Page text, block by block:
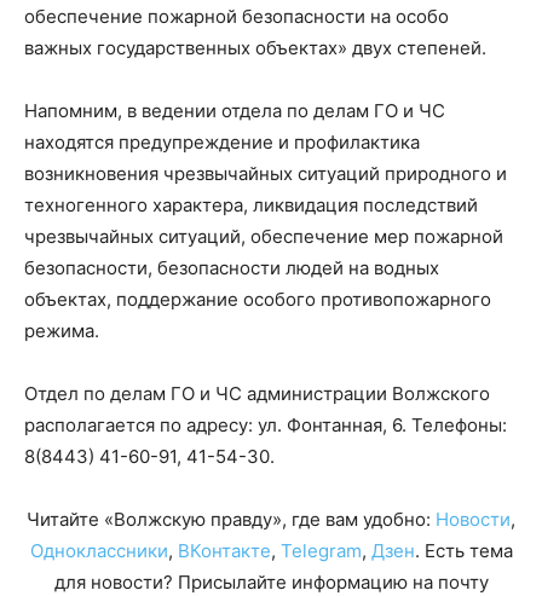
обеспечение пожарной безопасности на особо
важных государственных объектах» двух степеней.
Напомним, в ведении отдела по делам ГО и ЧС
находятся предупреждение и профилактика
возникновения чрезвычайных ситуаций природного и
техногенного характера, ликвидация последствий
чрезвычайных ситуаций, обеспечение мер пожарной
безопасности, безопасности людей на водных
объектах, поддержание особого противопожарного
режима.
Отдел по делам ГО и ЧС администрации Волжского
располагается по адресу: ул. Фонтанная, 6. Телефоны:
8(8443) 41-60-91, 41-54-30.
Читайте «Волжскую правду», где вам удобно: Новости,
Одноклассники, ВКонтакте, Telegram, Дзен. Есть тема
для новости? Присылайте информацию на почту